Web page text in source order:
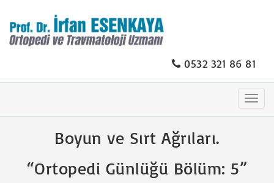
0532 321 86 81
Boyun ve Sırt Ağrıları.
“Ortopedi Günlüğü Bölüm: 5”